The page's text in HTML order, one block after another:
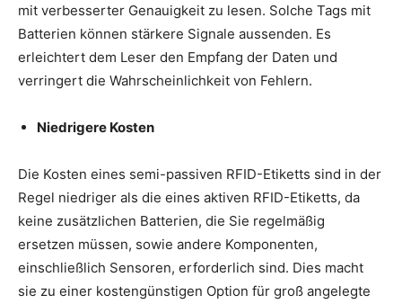
mit verbesserter Genauigkeit zu lesen. Solche Tags mit
Batterien können stärkere Signale aussenden. Es
erleichtert dem Leser den Empfang der Daten und
verringert die Wahrscheinlichkeit von Fehlern.
Niedrigere Kosten
Die Kosten eines semi-passiven RFID-Etiketts sind in der
Regel niedriger als die eines aktiven RFID-Etiketts, da
keine zusätzlichen Batterien, die Sie regelmäßig
ersetzen müssen, sowie andere Komponenten,
einschließlich Sensoren, erforderlich sind. Dies macht
sie zu einer kostengünstigen Option für groß angelegte